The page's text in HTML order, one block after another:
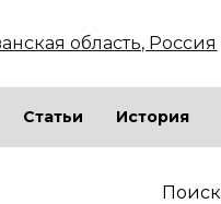
область, Россия
Статьи История
Поиск